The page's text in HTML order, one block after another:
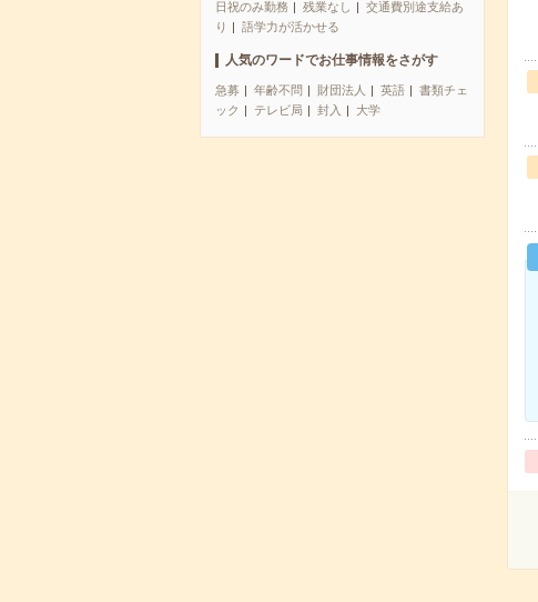
日祝のみ勤務
残業なし
交通費別途支給あ
り
語学力が活かせる
人気のワードでお仕事情報をさがす
急募 年齢不問 財団法人 英語
書類チェ
ック
テレビ局 封入 大学